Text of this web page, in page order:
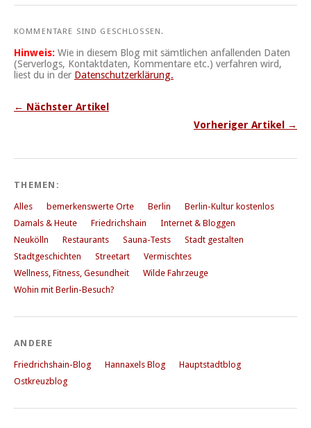
KOMMENTARE SIND GESCHLOSSEN.
Hinweis: Wie in diesem Blog mit sämtlichen anfallenden Daten
(Serverlogs, Kontaktdaten, Kommentare etc.) verfahren wird,
liest du in der Datenschutzerklärung.
← Nächster Artikel
Vorheriger Artikel →
THEMEN:
Alles bemerkenswerte Orte Berlin
Berlin-Kultur kostenlos
Damals & Heute
Friedrichshain
Internet & Bloggen
Neukölln
Restaurants Sauna-Tests
Stadt gestalten
Stadtgeschichten
Streetart
Vermischtes
Wellness, Fitness, Gesundheit
Wilde Fahrzeuge
Wohin mit Berlin-Besuch?
ANDERE
Friedrichshain-Blog Hannaxels Blog
Hauptstadtblog
Ostkreuzblog